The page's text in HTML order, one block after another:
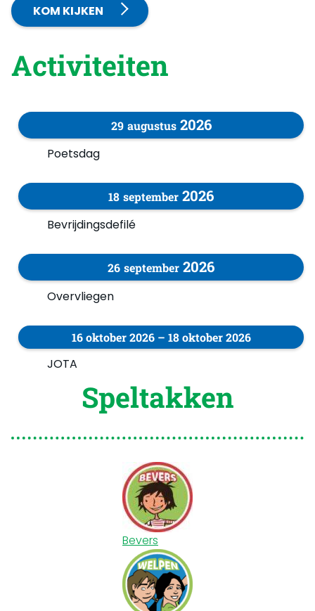
KOM KIJKEN
Activiteiten
29 augustus2026
Poetsdag
18 september 2026
Bevrijdingsdefilé
26 september 2026
Overvliegen
16 oktober2026– 18 oktober2026
JOTA
Speltakken
Bevers